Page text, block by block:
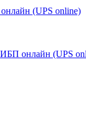
(UPS online)
ИБП онлайн (UPS